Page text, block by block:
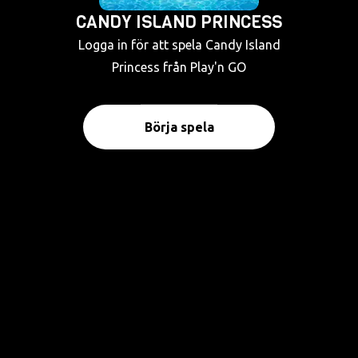
CANDY ISLAND PRINCESS
Logga in för att spela Candy Island
Princess från Play'n GO
Börja spela